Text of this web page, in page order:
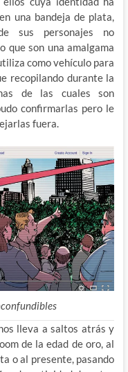
una bandeja de plata,
sus personajes no
que son una amalgama
como vehículo para
recopilando durante la
de las cuales son
confirmarlas pero le
fuera.
lleva a saltos atrás y
de la edad de oro, al
o al presente, pasando